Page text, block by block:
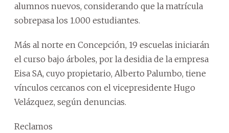
alumnos nuevos, considerando que la matrícula
sobrepasa los 1.000 estudiantes.
Más al norte en Concepción, 19 escuelas iniciarán
el curso bajo árboles, por la desidia de la empresa
Eisa SA, cuyo propietario, Alberto Palumbo, tiene
vínculos cercanos con el vicepresidente Hugo
Velázquez, según denuncias.
Reclamos